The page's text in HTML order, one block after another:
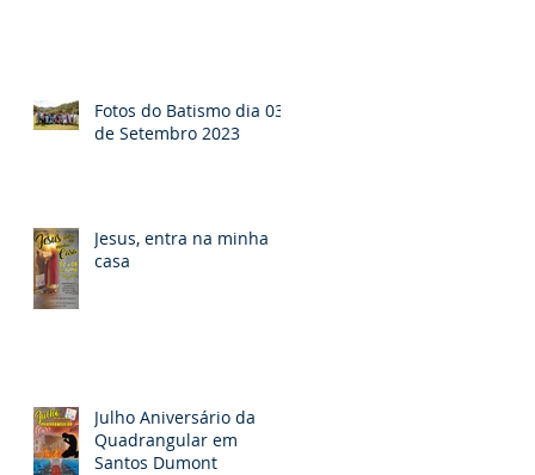
Fotos do Batismo dia 03
de Setembro 2023
Jesus, entra na minha
casa
Julho Aniversário da
Quadrangular em
Santos Dumont